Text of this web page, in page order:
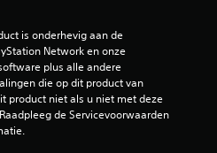
is onderhevig aan de
Network en onze
plus alle andere
die op dit product van
product niet als u niet met deze
de Servicevoorwaarden